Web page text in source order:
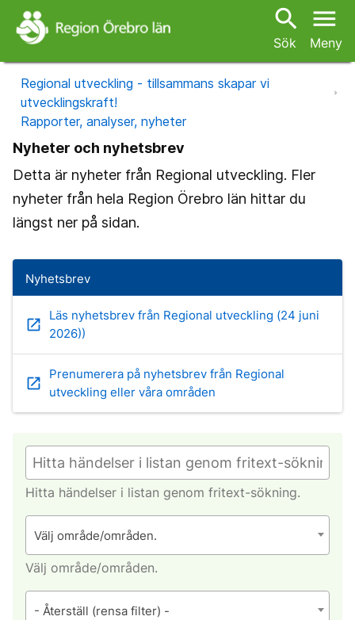
search
Sök
menu
Meny
Regional utveckling - tillsammans skapar vi
utvecklingskraft!
Rapporter, analyser, nyheter
Nyheter och nyhetsbrev
Detta är nyheter från Regional utveckling. Fler
nyheter från hela Region Örebro län hittar du
längst ner på sidan.
Nyhetsbrev
open_in_new
Läs nyhetsbrev från Regional utveckling (24 juni
2026))
open_in_new
Prenumerera på nyhetsbrev från Regional
utveckling eller våra områden
Hitta händelser i listan genom fritext-sökning.
Välj område/områden.
Välj område/områden.
- Återställ (rensa filter) -